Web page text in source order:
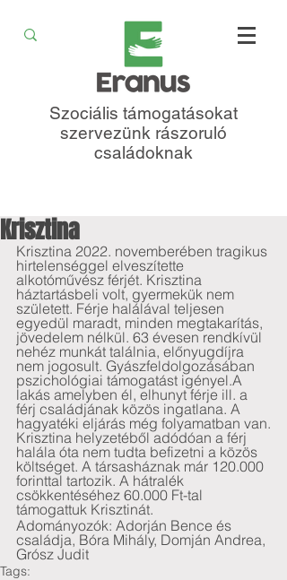
Szociális támogatásokat
szervezünk rászoruló
családoknak
Krisztina
Krisztina 2022. novemberében tragikus
hirtelenséggel elveszítette
alkotóművész férjét. Krisztina
háztartásbeli volt, gyermekük nem
született. Férje halálával teljesen
egyedül maradt, minden megtakarítás,
jövedelem nélkül. 63 évesen rendkívül
nehéz munkát találnia, előnyugdíjra
nem jogosult. Gyászfeldolgozásában
pszichológiai támogatást igényel.A
lakás amelyben él, elhunyt férje ill. a
férj családjának közös ingatlana. A
hagyatéki eljárás még folyamatban van.
Krisztina helyzetéből adódóan a férj
halála óta nem tudta befizetni a közös
költséget. A társasháznak már 120.000
forinttal tartozik. A hátralék
csökkentéséhez 60.000 Ft-tal
támogattuk Krisztinát.
Adományozók: Adorján Bence és
családja, Bóra Mihály, Domján Andrea,
Grósz Judit
Tags: